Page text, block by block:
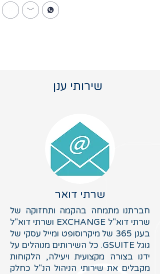
שירותי ענן
שרתי דואר
חברתנו מתמחה בהקמה ותחזוקה של
שרתי דוא"ל EXCHANGE ושרתי דוא"ל
בענן 365 של מיקרוסופט ומייל עסקי של
גוגל GSUITE. כל השירותים מנוהלים על
ידנו בצורה מקצועית ויעילה, הלקוחות
מקבלים את שירותי הניהול הנ"ל כחלק